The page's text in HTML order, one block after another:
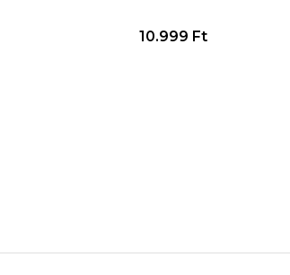
10.999 Ft